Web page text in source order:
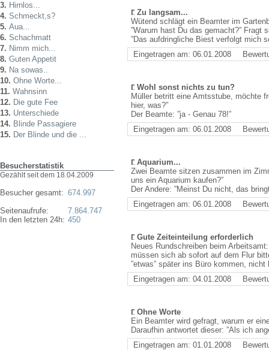
3. Hirnlos...
4. Schmeckt,s?
5. Aua...
6. Schachmatt
7. Nimm mich...
8. Guten Appetit
9. Na sowas..
10. Ohne Worte...
11. Wahnsinn
12. Die gute Fee
13. Unterschiede
14. Blinde Passagiere
15. Der Blinde und die ...
Besucherstatistik
Gezählt seit dem 18.04.2009
Besucher gesamt:
Seitenaufrufe:
In den letzten 24h:
674.997
7.864.747
450
Zu langsam...
Wütend schlägt ein Beamter im
”Warum hast Du das gemacht?” Fragt
”Das aufdringliche Biest verfolgt mich
Eingetragen am: 06.01.2008
Wohl sonst nichts zu tun?
Müller betritt eine Amtsstube, möchte
hier, was?”
Der Beamte: ”ja - Genau 78!”
Eingetragen am: 06.01.2008
Aquarium...
Zwei Beamte sitzen zusammen im
uns ein Aquarium kaufen?”
Der Andere: ”Meinst Du nicht, das
Eingetragen am: 06.01.2008
Gute Zeiteinteilung erforderlich
Neues Rundschreiben beim
müssen sich ab sofort auf dem Flur
”etwas” später ins Büro kommen, nicht
Eingetragen am: 04.01.2008
Ohne Worte
Ein Beamter wird gefragt, warum er
Daraufhin antwortet dieser: ”Als ich
Eingetragen am: 01.01.2008